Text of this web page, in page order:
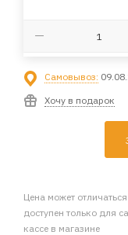
Самовывоз:
Хочу в подарок
Цена может
доступен только для
кассе в магазине